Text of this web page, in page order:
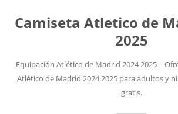
Camiseta Atletico de
2025
Equipación Atlético de Madrid 2024 2025 –
Atlético de Madrid 2024 2025 para adultos y
gratis.